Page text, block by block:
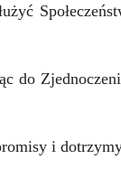
do
i